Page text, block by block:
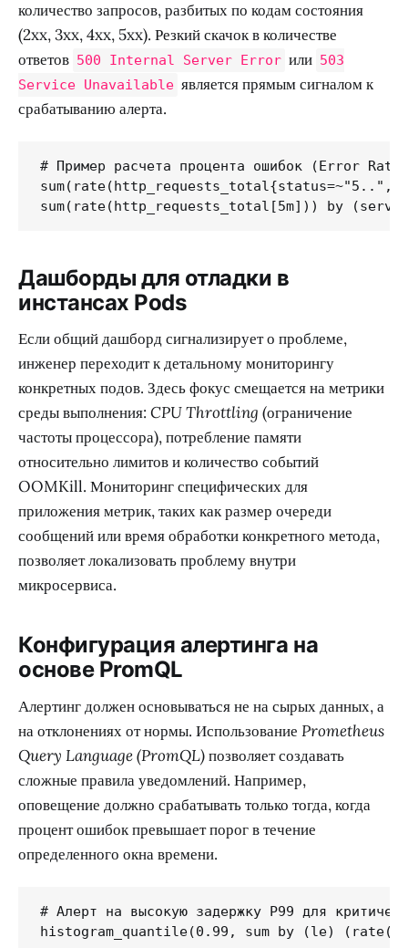
количество запросов, разбитых по кодам состояния
(2xx, 3xx, 4xx, 5xx). Резкий скачок в количестве
ответов 500 Internal Server Error или 503
Service Unavailable является прямым сигналом к
срабатыванию алерта.
# Пример расчета процента ошибок (Error
sum(rate(http_requests_total[5m])) by
Дашборды для отладки в
инстансах Pods
Если общий дашборд сигнализирует о проблеме,
инженер переходит к детальному мониторингу
конкретных подов. Здесь фокус смещается на метрики
среды выполнения: CPU Throttling (ограничение
частоты процессора), потребление памяти
относительно лимитов и количество событий
OOMKill. Мониторинг специфических для
приложения метрик, таких как размер очереди
сообщений или время обработки конкретного метода,
позволяет локализовать проблему внутри
микросервиса.
Конфигурация алертинга на
основе PromQL
Алертинг должен основываться не на сырых данных, а
на отклонениях от нормы. Использование Prometheus
Query Language (PromQL)позволяет создавать
сложные правила уведомлений. Например,
оповещение должно срабатывать только тогда, когда
процент ошибок превышает порог в течение
определенного окна времени.
# Алерт на высокую задержку P99 для
histogram_quantile(0.99, sum by (le)